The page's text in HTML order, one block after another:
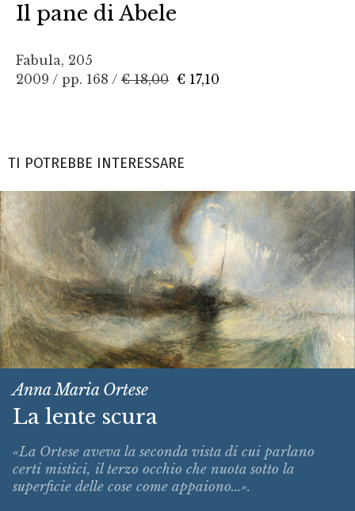
Il pane di Abele
Fabula, 205
2009 / pp. 168 / € 18,00 € 17,10
TI POTREBBE INTERESSARE
Anna Maria Ortese
La lente scura
«La Ortese aveva la seconda vista di cui parlano
certi mistici, il terzo occhio che nuota sotto la
superficie delle cose come appaiono...».